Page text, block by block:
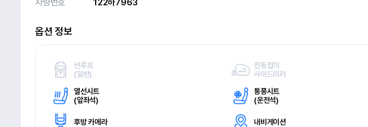
차량번호
122하7963
옵션 정보
썬루프
(일반)
전동접이
사이드미러
열선시트
(앞좌석)
통풍시트
(운전석)
후방 카메라 내비게이션